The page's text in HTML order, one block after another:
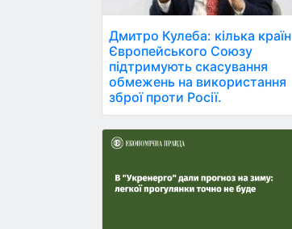
Дмитро Кулеба: кілька країн
Європейського Союзу
підтримують скасування
обмежень на використання
зброї проти Росії.